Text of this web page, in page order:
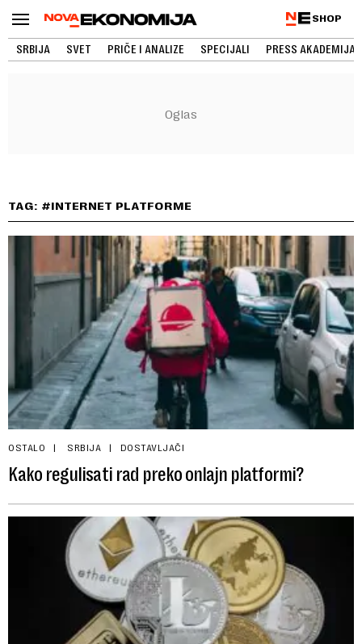
SHOP
SRBIJA SVET PRIČE I ANALIZE SPECIJALI PRESS AKADEMIJA
TAG: #INTERNET PLATFORME
OSTALO SRBIJA DOSTAVLJAČI
Kako regulisati rad preko onlajn platformi?